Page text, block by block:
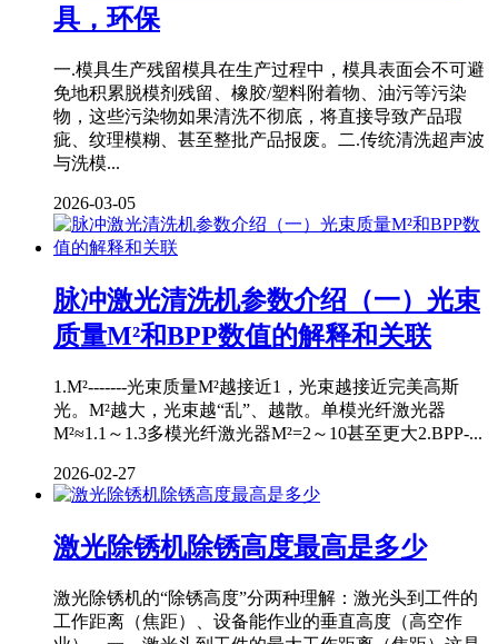
具，环保
一.模具生产残留模具在生产过程中，模具表面会不可避
免地积累脱模剂残留、橡胶/塑料附着物、油污等污染
物，这些污染物如果清洗不彻底，将直接导致产品瑕
疵、纹理模糊、甚至整批产品报废。二.传统清洗超声波
与洗模...
2026-03-05
脉冲激光清洗机参数介绍（一）光束
质量M²和BPP数值的解释和关联
1.M²-------光束质量M²越接近1，光束越接近完美高斯
光。M²越大，光束越“乱”、越散。单模光纤激光器
M²≈1.1～1.3多模光纤激光器M²=2～10甚至更大2.BPP-...
2026-02-27
激光除锈机除锈高度最高是多少
激光除锈机的“除锈高度”分两种理解：激光头到工件的
工作距离（焦距）、设备能作业的垂直高度（高空作